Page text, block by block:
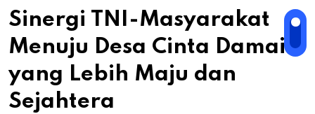
Sinergi TNI-Masyarakat
Menuju Desa Cinta Damai
yang Lebih Maju dan
Sejahtera